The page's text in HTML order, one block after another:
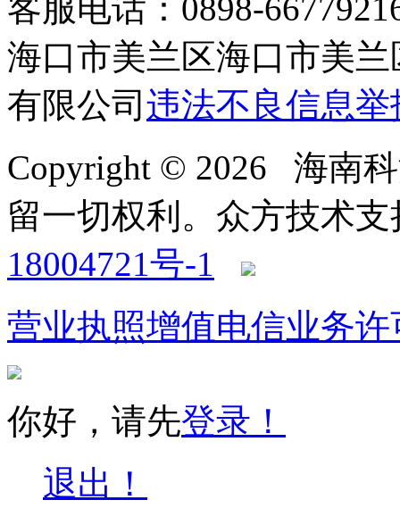
客服电话：0898-
海口市美兰区海口市美
有限公司 违法不良信息举
Copyright © 2026 海南
留一切权利。 众方技术支
18004721号-1
营业执照增值电信业务许
你好，请先登录！
退出！